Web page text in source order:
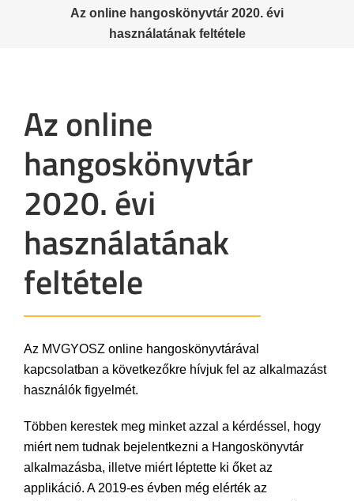
Az online hangoskönyvtár 2020. évi
használatának feltétele
Az online
hangoskönyvtár
2020. évi
használatának
feltétele
Az MVGYOSZ online hangoskönyvtárával
kapcsolatban a következőkre hívjuk fel az alkalmazást
használók figyelmét.
Többen kerestek meg minket azzal a kérdéssel, hogy
miért nem tudnak bejelentkezni a Hangoskönyvtár
alkalmazásba, illetve miért léptette ki őket az
applikáció. A 2019-es évben még elérték az